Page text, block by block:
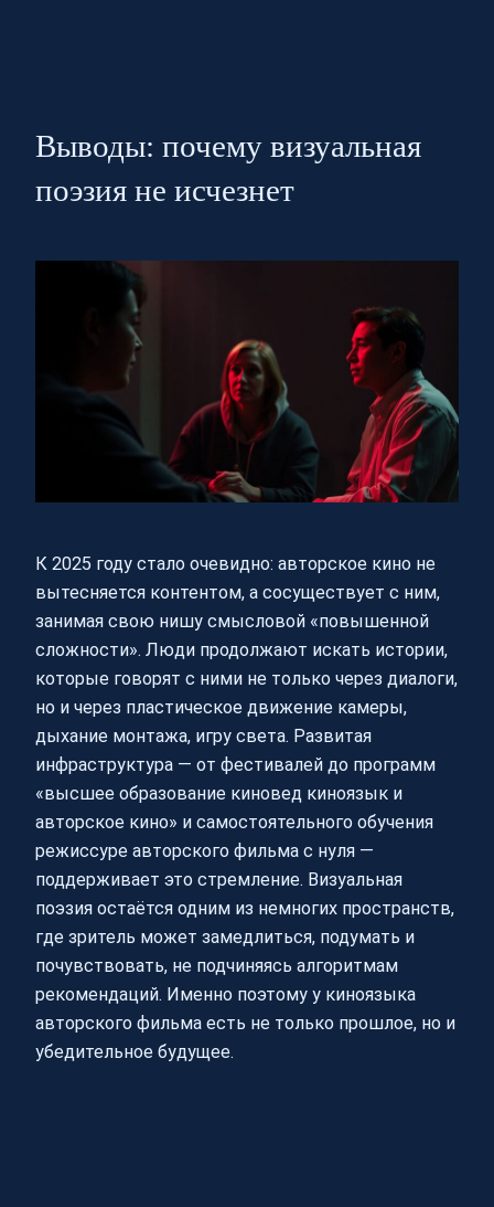
Выводы: почему визуальная
поэзия не исчезнет
К 2025 году стало очевидно: авторское кино не
вытесняется контентом, а сосуществует с ним,
занимая свою нишу смысловой «повышенной
сложности». Люди продолжают искать истории,
которые говорят с ними не только через диалоги,
но и через пластическое движение камеры,
дыхание монтажа, игру света. Развитая
инфраструктура — от фестивалей до программ
«высшее образование киновед киноязык и
авторское кино» и самостоятельного обучения
режиссуре авторского фильма с нуля —
поддерживает это стремление. Визуальная
поэзия остаётся одним из немногих пространств,
где зритель может замедлиться, подумать и
почувствовать, не подчиняясь алгоритмам
рекомендаций. Именно поэтому у киноязыка
авторского фильма есть не только прошлое, но и
убедительное будущее.